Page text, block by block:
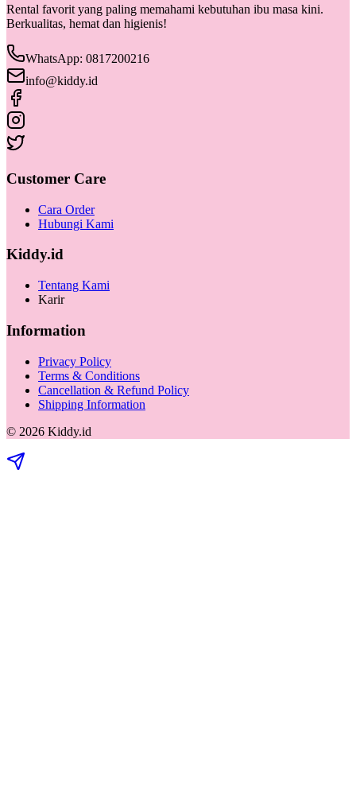
Rental favorit yang paling memahami kebutuhan ibu masa kini.
Berkualitas, hemat dan higienis!
WhatsApp: 0817200216
info@kiddy.id
Customer Care
Cara Order
Hubungi Kami
Kiddy.id
Tentang Kami
Karir
Information
Privacy Policy
Terms & Conditions
Cancellation & Refund Policy
Shipping Information
© 2026 Kiddy.id